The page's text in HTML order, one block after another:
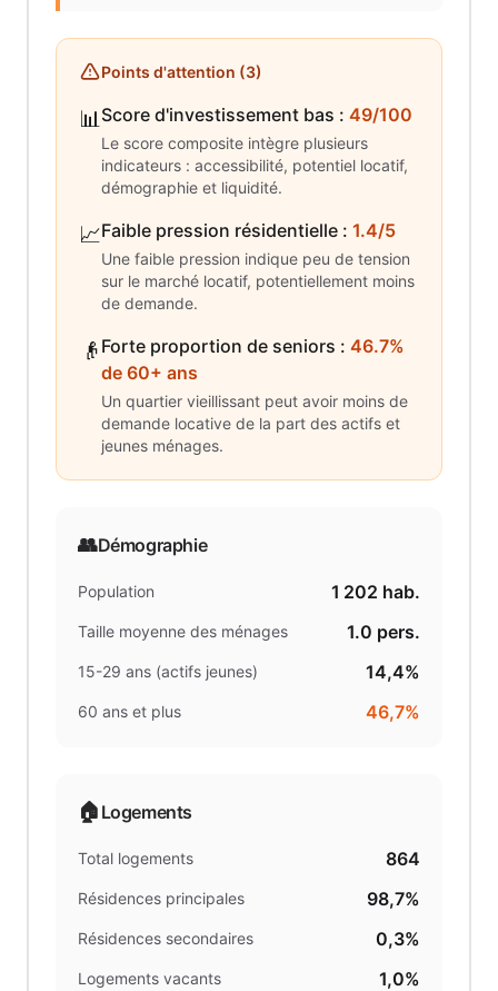
Points d'attention (3)
📊Score d'investissement bas : 49/100
Le score composite intègre plusieurs
indicateurs : accessibilité, potentiel locatif,
démographie et liquidité.
📈Faible pression résidentielle : 1.4/5
Une faible pression indique peu de tension
sur le marché locatif, potentiellement moins
de demande.
👴 Forte proportion de seniors : 46.7%
de 60+ ans
Un quartier vieillissant peut avoir moins de
demande locative de la part des actifs et
jeunes ménages.
👥Démographie
Population 1 202 hab.
Taille moyenne des ménages 1.0 pers.
15-29 ans (actifs jeunes) 14,4%
60 ans et plus 46,7%
🏠 Logements
Total logements 864
Résidences principales 98,7%
Résidences secondaires 0,3%
Logements vacants 1,0%